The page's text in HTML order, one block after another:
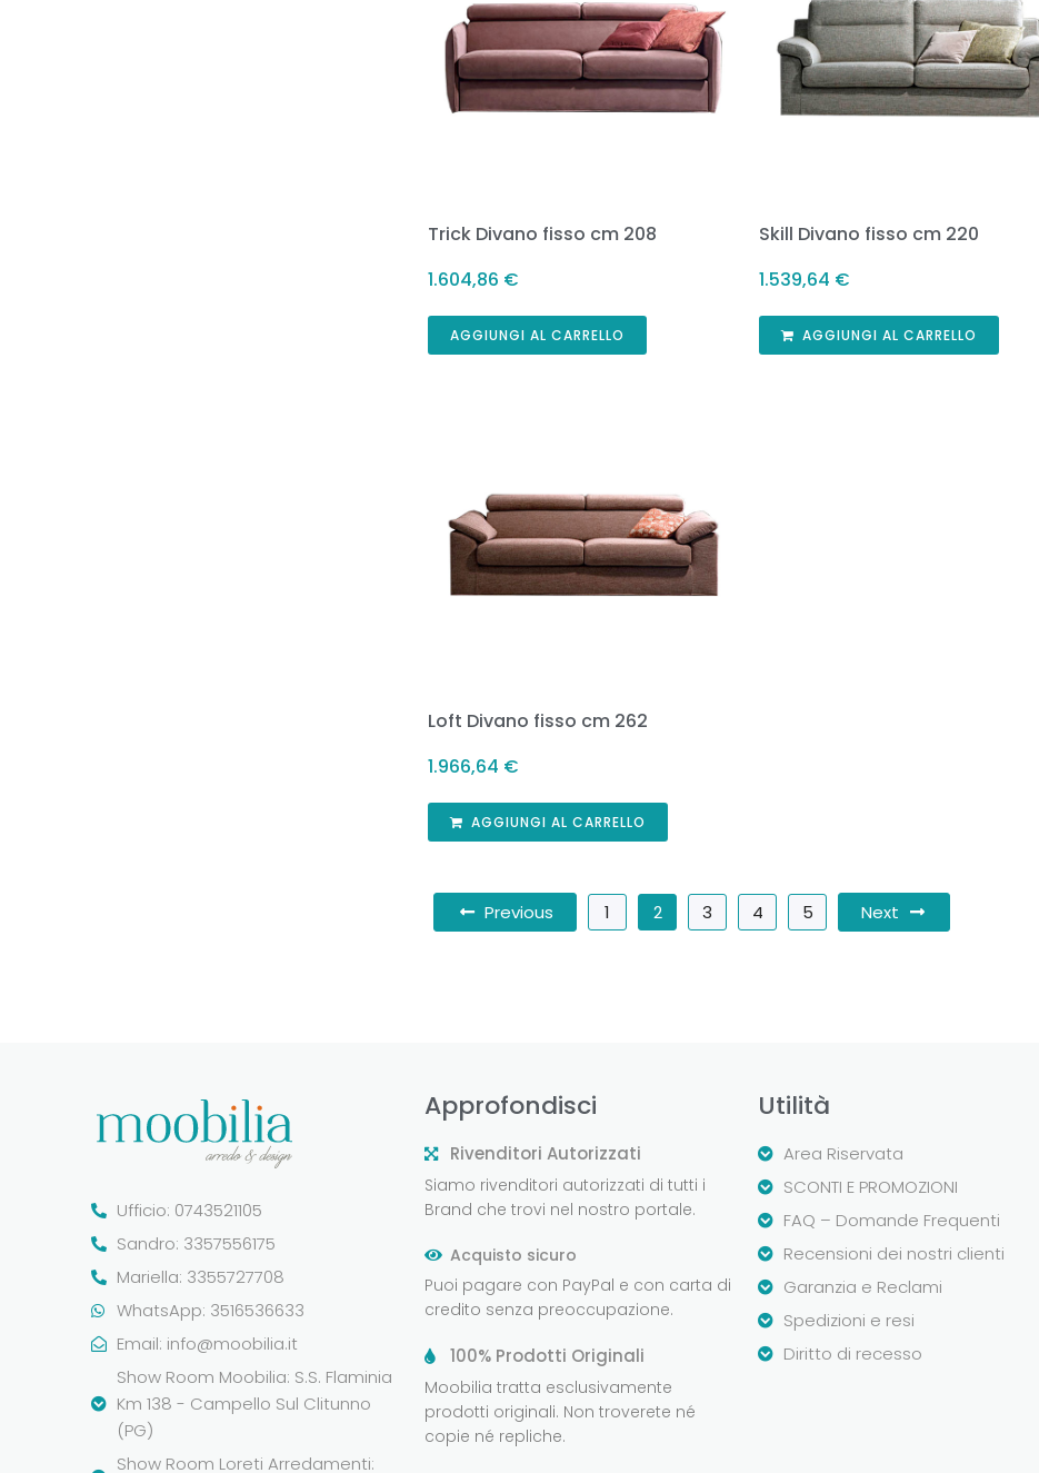
Trick Divano fisso cm 208
1.604,86 €
AGGIUNGI AL CARRELLO
Skill Divano fisso cm 220
1.539,64 €
AGGIUNGI AL CARRELLO
Loft Divano fisso cm 262
1.966,64 €
AGGIUNGI AL CARRELLO
Previous 1 2 3 4 5 Next
Ufficio: 0743521105
Sandro: 3357556175
Mariella: 3355727708
WhatsApp: 3516536633
Email: info@moobilia.it
Show Room Moobilia: S.S. Flaminia
Km 138 - Campello Sul Clitunno
(PG)
Show Room Loreti Arredamenti:
Approfondisci
Rivenditori Autorizzati
Siamo rivenditori autorizzati di tutti i
Brand che trovi nel nostro portale.
Acquisto sicuro
Puoi pagare con PayPal e con carta di
credito senza preoccupazione.
100% Prodotti Originali
Moobilia tratta esclusivamente
prodotti originali. Non troverete né
copie né repliche.
Utilità
Area Riservata
SCONTI E PROMOZIONI
FAQ – Domande Frequenti
Recensioni dei nostri clienti
Garanzia e Reclami
Spedizioni e resi
Diritto di recesso